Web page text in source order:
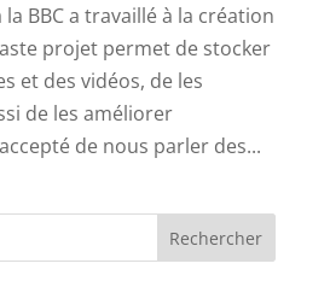
BBC a travaillé à la création
projet permet de stocker
et des vidéos, de les
de les améliorer
de nous parler des...